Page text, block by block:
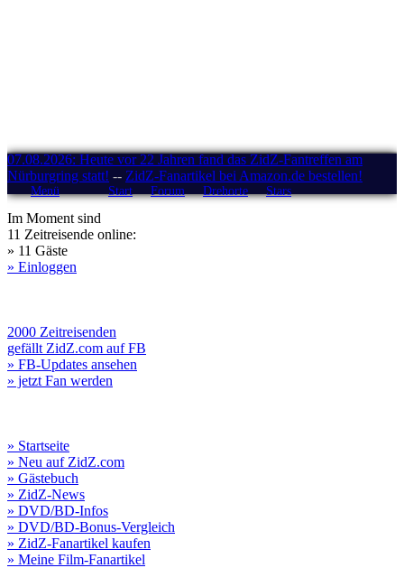
07.08.2026: Heute vor 22 Jahren fand das ZidZ-Fantreffen am
Nürburgring statt! -- ZidZ-Fanartikel bei Amazon.de bestellen!
Menü Start Forum Drehorte Stars
Im Moment sind
11 Zeitreisende online:
» 11 Gäste
» Einloggen
2000 Zeitreisenden
gefällt ZidZ.com auf FB
» FB-Updates ansehen
» jetzt Fan werden
» Startseite
» Neu auf ZidZ.com
» Gästebuch
» ZidZ-News
» DVD/BD-Infos
» DVD/BD-Bonus-Vergleich
» ZidZ-Fanartikel kaufen
» Meine Film-Fanartikel